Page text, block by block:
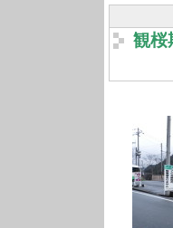
観桜